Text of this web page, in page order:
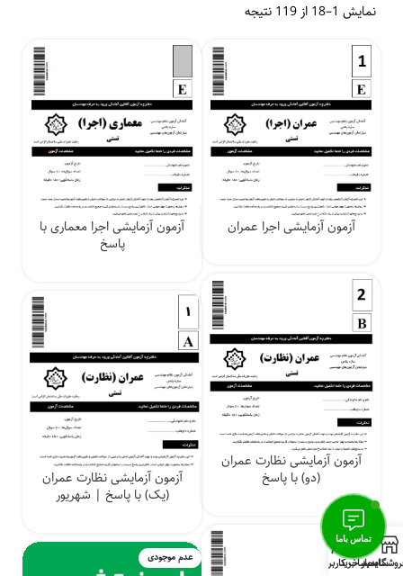
نمایش 1–18 از 119 نتیجه
آزمون آزمایشی اجرا عمران آزمون آزمایشی اجرا معماری با
پاسخ
آزمون آزمایشی نظارت عمران
(دو) با پاسخ آزمون آزمایشی نظارت عمران
(یک) با پاسخ | شهریور
عدم موجودی سایدبار
0
سبد خرید
حساب کاربری من